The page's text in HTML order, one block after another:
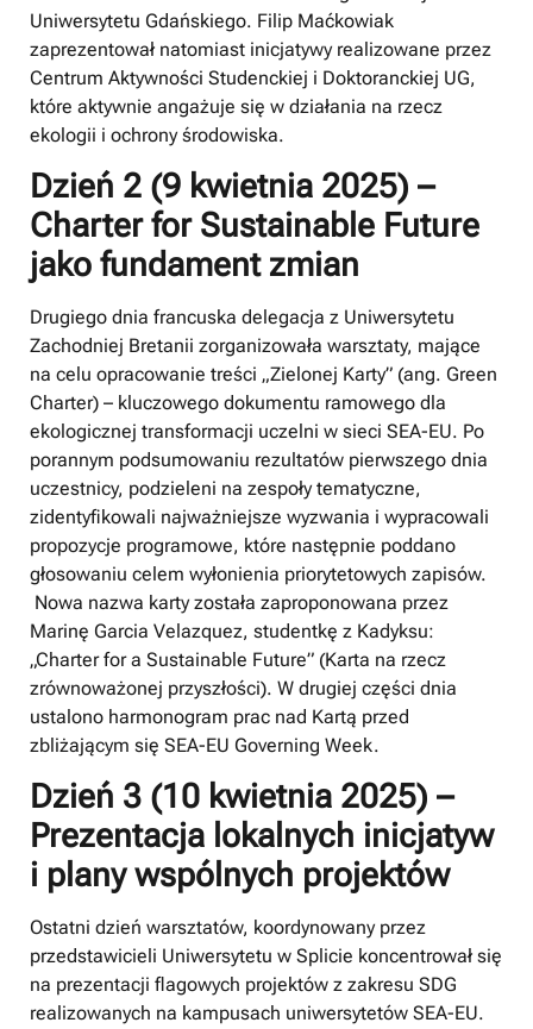
Uniwersytetu Gdańskiego. Filip Maćkowiak
zaprezentował natomiast inicjatywy realizowane przez
Centrum Aktywności Studenckiej i Doktoranckiej UG,
które aktywnie angażuje się w działania na rzecz
ekologii i ochrony środowiska.
Dzień 2 (9 kwietnia 2025) –
Charter for Sustainable Future
jako fundament zmian
Drugiego dnia francuska delegacja z Uniwersytetu
Zachodniej Bretanii zorganizowała warsztaty, mające
na celu opracowanie treści „Zielonej Karty” (ang. Green
Charter) – kluczowego dokumentu ramowego dla
ekologicznej transformacji uczelni w sieci SEA-EU. Po
porannym podsumowaniu rezultatów pierwszego dnia
uczestnicy, podzieleni na zespoły tematyczne,
zidentyfikowali najważniejsze wyzwania i wypracowali
propozycje programowe, które następnie poddano
głosowaniu celem wyłonienia priorytetowych zapisów.
Nowa nazwa karty została zaproponowana przez
Marinę Garcia Velazquez, studentkę z Kadyksu:
„Charter for a Sustainable Future” (Karta na rzecz
zrównoważonej przyszłości). W drugiej części dnia
ustalono harmonogram prac nad Kartą przed
zbliżającym się SEA-EU Governing Week.
Dzień 3 (10 kwietnia 2025) –
Prezentacja lokalnych inicjatyw
i plany wspólnych projektów
Ostatni dzień warsztatów, koordynowany przez
przedstawicieli Uniwersytetu w Splicie koncentrował się
na prezentacji flagowych projektów z zakresu SDG
realizowanych na kampusach uniwersytetów SEA-EU.